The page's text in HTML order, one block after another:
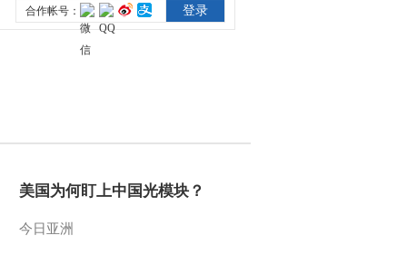
美国为何盯上中国光模块？
今日亚洲